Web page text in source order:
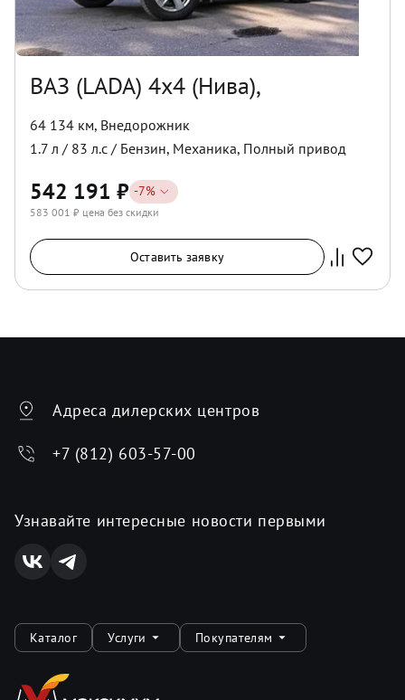
ВАЗ (LADA) 4x4 (Нива),
64 134 км, Внедорожник
1.7 л / 83 л.с / Бензин, Механика, Полный привод
542 191 ₽ -7%
583 001 ₽ цена без скидки
Оставить заявку
Адреса дилерских центров
+7 (812) 603-57-00
Узнавайте интересные новости первыми
Каталог Услуги Покупателям